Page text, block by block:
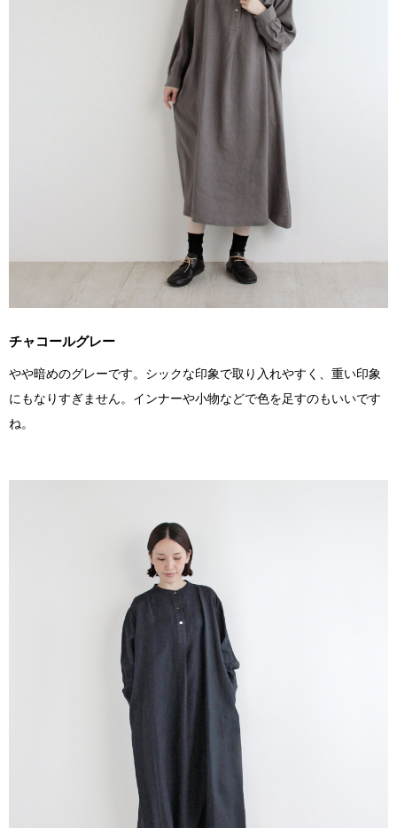
チャコールグレー
やや暗めのグレーです。シックな印象で取り入れやすく、重い印象
にもなりすぎません。インナーや小物などで色を足すのもいいです
ね。